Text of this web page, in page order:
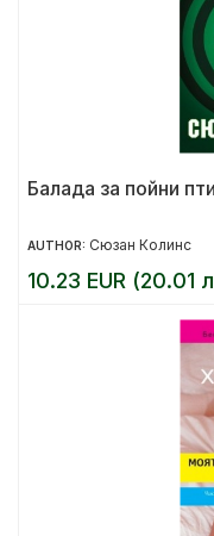
Балада за пойни
AUTHOR: Сюзан Колинс
10.23 EUR (20.01